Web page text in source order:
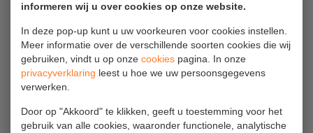
informeren wij u over cookies op onze website.
In deze pop-up kunt u uw voorkeuren voor cookies instellen.
Meer informatie over de verschillende soorten cookies die wij
gebruiken, vindt u op onze cookies pagina. In onze
privacyverklaring leest u hoe we uw persoonsgegevens
verwerken.
Door op "Akkoord" te klikken, geeft u toestemming voor het
gebruik van alle cookies, waaronder functionele, analytische
van dienst in het maken van de juiste keuze
onder het telefoonnummer:085-4897130
stuur een email naar
info@gavilar.nl.